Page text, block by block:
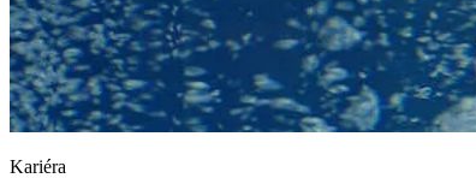
Kariéra